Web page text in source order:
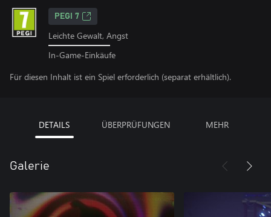
PEGI 7
Leichte Gewalt, Angst
In-Game-Einkäufe
Für diesen Inhalt ist ein Spiel erforderlich (separat erhältlich).
DETAILS ÜBERPRÜFUNGEN MEHR
Galerie